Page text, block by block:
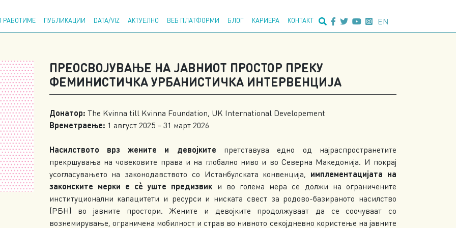
РАБОТИМЕ ПУБЛИКАЦИИ DATA/VIZ АКТУЕЛНО ВЕБ ПЛАТФОРМИ БЛОГ КАРИЕРА КОНТАКТ EN
ПРЕОСВОЈУВАЊЕ НА ЈАВНИОТ ПРОСТОР ПРЕКУ
ФЕМИНИСТИЧКА УРБАНИСТИЧКА ИНТЕРВЕНЦИЈА
Донатор: The Kvinna till Kvinna Foundation, UK International Developement
Времетраење: 1 август 2025 – 31 март 2026
Насилството врз жените и девојките претставува едно од најраспространетите
прекршувања на човековите права и на глобално ниво и во Северна Македонија. И покрај
усогласувањето на законодавството со Истанбулската конвенција, имплементацијата на
законските мерки е сѐ уште предизвик и во голема мера се должи на ограничените
институционални капацитети и ресурси и ниската свест за родово-базираното насилство
(РБН) во јавните простори. Жените и девојките продолжуваат да се соочуваат со
вознемирување, ограничена мобилност и страв во нивното секојдневно користење на јавните